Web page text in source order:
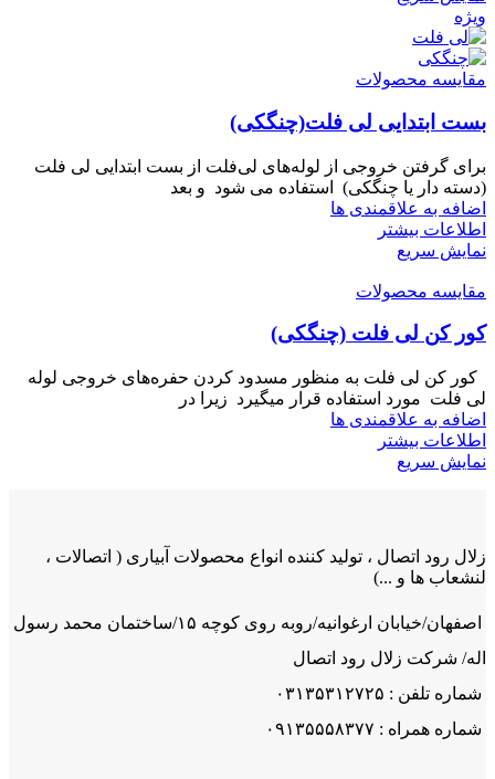
ویژه
مقایسه محصولات
بست ابتدایی لی فلت(چنگکی)
برای گرفتن خروجی از لوله‌های لی‌فلت از بست ابتدایی لی فلت
(دسته دار یا چنگکی) استفاده می شود و بعد
اضافه به علاقمندی ها
اطلاعات بیشتر
نمایش سریع
مقایسه محصولات
کور کن لی فلت (چنگکی)
کور کن لی فلت به منظور مسدود کردن حفره‌های خروجی لوله
لی فلت مورد استفاده قرار میگیرد زیرا در
اضافه به علاقمندی ها
اطلاعات بیشتر
نمایش سریع
زلال رود اتصال ، تولید کننده انواع محصولات آبیاری ( اتصالات ،
لنشعاب ها و ...)
اصفهان/خیابان ارغوانیه/روبه روی کوچه ۱۵/ساختمان محمد رسول
اله/ شرکت زلال رود اتصال
شماره تلفن : ۰۳۱۳۵۳۱۲۷۲۵
شماره همراه : ۰۹۱۳۵۵۵۸۳۷۷